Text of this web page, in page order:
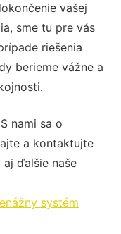
vašej
sme tu pre vás
riešenia
berieme vážne a
nami sa o
a kontaktujte
ďalšie naše
systém